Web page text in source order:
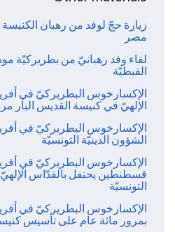
زيارة حجّ لوفد من رهبان الكنيسة
مصر
لقاء وفد رهبانيّ من بطريركيّة
القبطيّة
الإكسارخوس البطريركيّ في
الإلهيّ في كنيسة القديس البار
الإكسارخوس البطريركيّ في
الشؤون الدينيّة التونسيّة
الإكسارخوس البطريركيّ في
قسطنطين يحتفل بالقدّاس
التونسيّة
الإكسارخوس البطريركيّ في
بمرور مائة عام على تأسيس